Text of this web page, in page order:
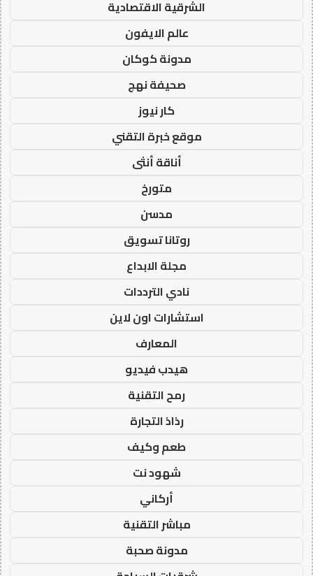
الشرقية الاقتصادية
عالم الايفون
مدونة كوكان
صحيفة نهج
كار نيوز
موقع خبرة التقني
أناقة أنثى
متورخ
مدسن
روتانا تسويق
مجلة الابداع
نادي الترددات
استشارات اون لاين
المعارف
هيدب فيديو
رمح التقنية
رذاذ التجارة
طعم وكيف
شهود نت
أركاني
مباشر التقنية
مدونة صحبة